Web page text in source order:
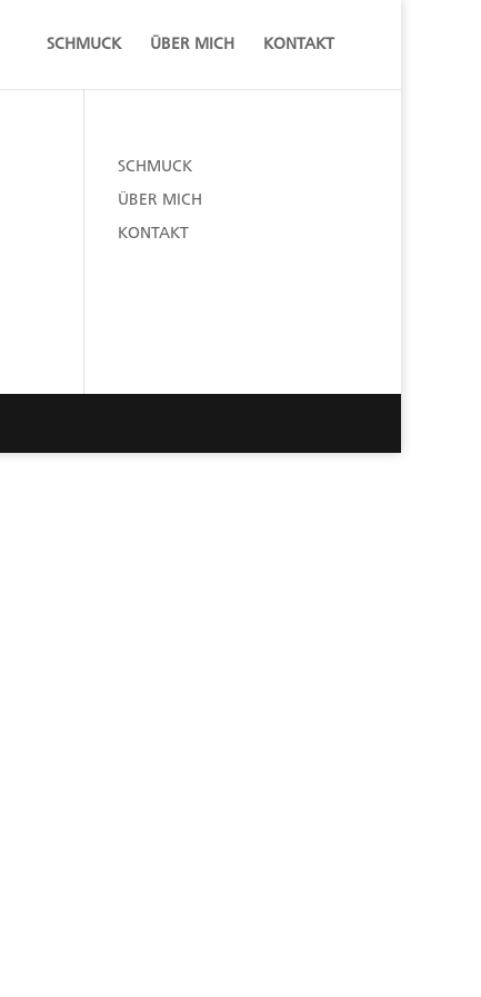
SCHMUCK ÜBER MICH KONTAKT
SCHMUCK
ÜBER MICH
KONTAKT